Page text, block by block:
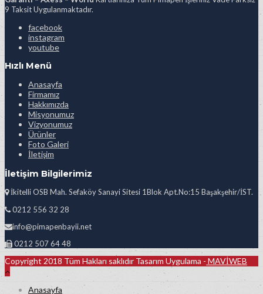
9 Taksit Uygulanmaktadır.
facebook
instagram
youtube
Hızlı Menü
Anasayfa
Firmamız
Hakkımızda
Misyonumuz
Vizyonumuz
Ürünler
Foto Galeri
İletişim
İletişim Bilgilerimiz
İkitelli OSB Mah. Sefaköy Sanayi Sitesi 1Blok Apt.No:15 Başakşehir/İST.
0212 556 32 28
info@pimapenbayii.net
0212 507 64 48
Copyright 2018 Tüm Hakları saklıdır Tasarım Uygulama - MAVİWEB
Anasayfa